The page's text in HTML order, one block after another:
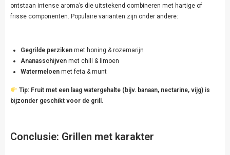
ontstaan intense aroma’s die uitstekend combineren met hartige of
frisse componenten. Populaire varianten zijn onder andere:
Gegrilde perziken met honing & rozemarijn
Ananasschijven met chili & limoen
Watermeloen met feta & munt
Tip:Fruit met een laag watergehalte (bijv. banaan, nectarine, vijg) is
bijzonder geschikt voor de grill.
Conclusie: Grillen met karakter